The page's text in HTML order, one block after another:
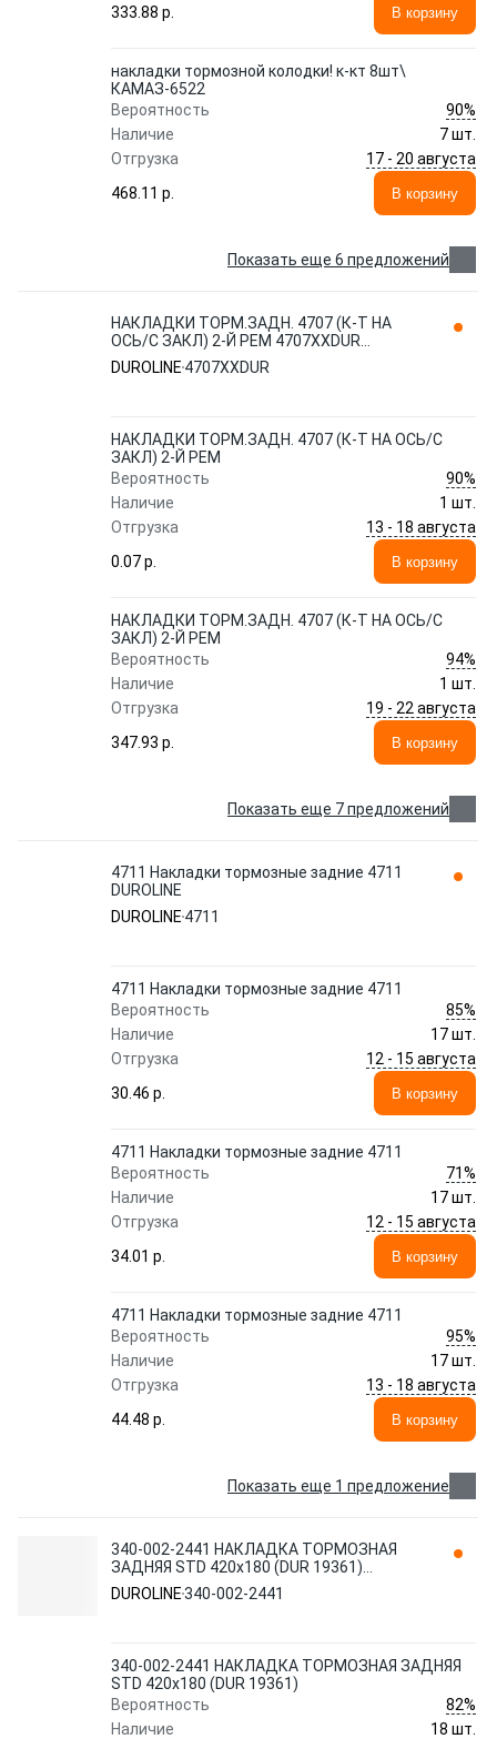
333.88 p.
В корзину
накладки тормозной колодки! к-кт 8шт\
КАМАЗ-6522
Вероятность
90%
Наличие
7 шт.
Отгрузка
17 - 20 августа
468.11 p.
В корзину
Показать еще 6 предложений
НАКЛАДКИ ТОРМ.ЗАДН. 4707 (К-Т НА
ОСЬ/С ЗАКЛ) 2-Й РЕМ 4707XXDUR
DUROLINE
DUROLINE 4707XXDUR
НАКЛАДКИ ТОРМ.ЗАДН. 4707 (К-Т НА ОСЬ/С
ЗАКЛ) 2-Й РЕМ
Вероятность
90%
Наличие
1 шт.
Отгрузка
13 - 18 августа
0.07 p.
В корзину
НАКЛАДКИ ТОРМ.ЗАДН. 4707 (К-Т НА ОСЬ/С
ЗАКЛ) 2-Й РЕМ
Вероятность
94%
Наличие
1 шт.
Отгрузка
19 - 22 августа
347.93 p.
В корзину
Показать еще 7 предложений
4711 Накладки тормозные задние 4711
DUROLINE
DUROLINE 4711
4711 Накладки тормозные задние 4711
Вероятность
85%
Наличие
17 шт.
Отгрузка
12 - 15 августа
30.46 p.
В корзину
4711 Накладки тормозные задние 4711
Вероятность
71%
Наличие
17 шт.
Отгрузка
12 - 15 августа
34.01 p.
В корзину
4711 Накладки тормозные задние 4711
Вероятность
95%
Наличие
17 шт.
Отгрузка
13 - 18 августа
44.48 p.
В корзину
Показать еще 1 предложение
340-002-2441 НАКЛАДКА ТОРМОЗНАЯ
ЗАДНЯЯ STD 420x180 (DUR 19361)
DUROLINE
DUROLINE340-002-2441
340-002-2441 НАКЛАДКА ТОРМОЗНАЯ ЗАДНЯЯ
STD 420x180 (DUR 19361)
Вероятность
82%
Наличие
18 шт.